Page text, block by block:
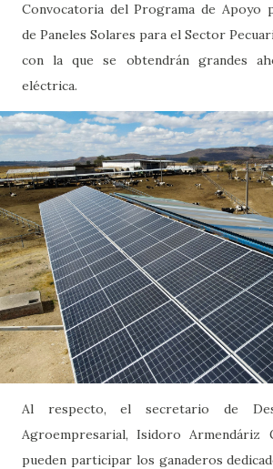
Convocatoria del Programa de Apoyo
de Paneles Solares para el Sector
con la que se obtendrán grandes
eléctrica.
Al respecto, el secretario de
Agroempresarial, Isidoro Armendáriz
pueden participar los ganaderos